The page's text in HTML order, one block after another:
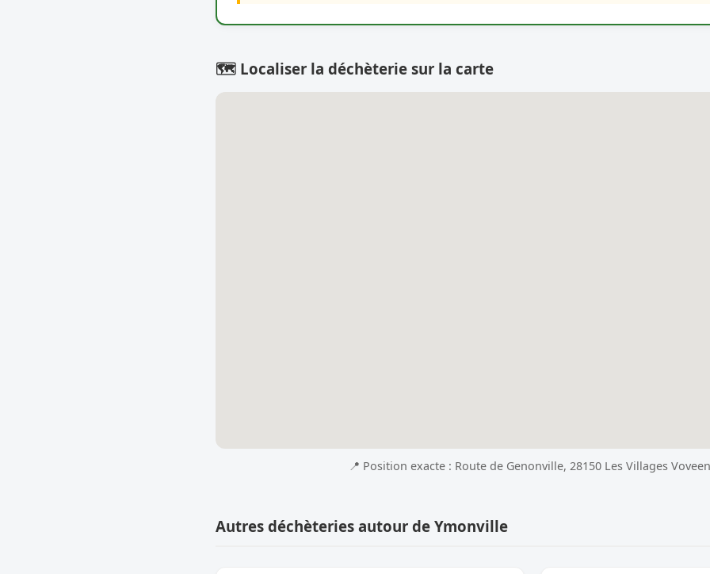
🗺️ Localiser la déchèterie sur la carte
📍 Position exacte : Route de Genonville, 28150 Les Villages
Autres déchèteries autour de Ymonville